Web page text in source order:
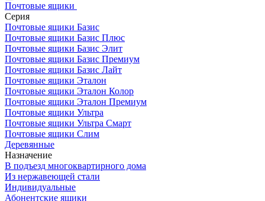
Почтовые ящики
Серия
Почтовые ящики Базис
Почтовые ящики Базис Плюс
Почтовые ящики Базис Элит
Почтовые ящики Базис Премиум
Почтовые ящики Базис Лайт
Почтовые ящики Эталон
Почтовые ящики Эталон Колор
Почтовые ящики Эталон Премиум
Почтовые ящики Ультра
Почтовые ящики Ультра Смарт
Почтовые ящики Слим
Деревянные
Назначение
В подъезд многоквартирного дома
Из нержавеющей стали
Индивидуальные
Абонентские ящики